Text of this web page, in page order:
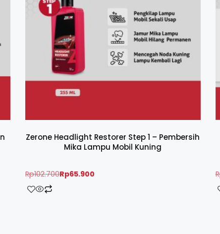
Zerone Headlight Restorer Step 1 – Pembersih
Mika Lampu Mobil Kuning
Rp102.700Rp65.900